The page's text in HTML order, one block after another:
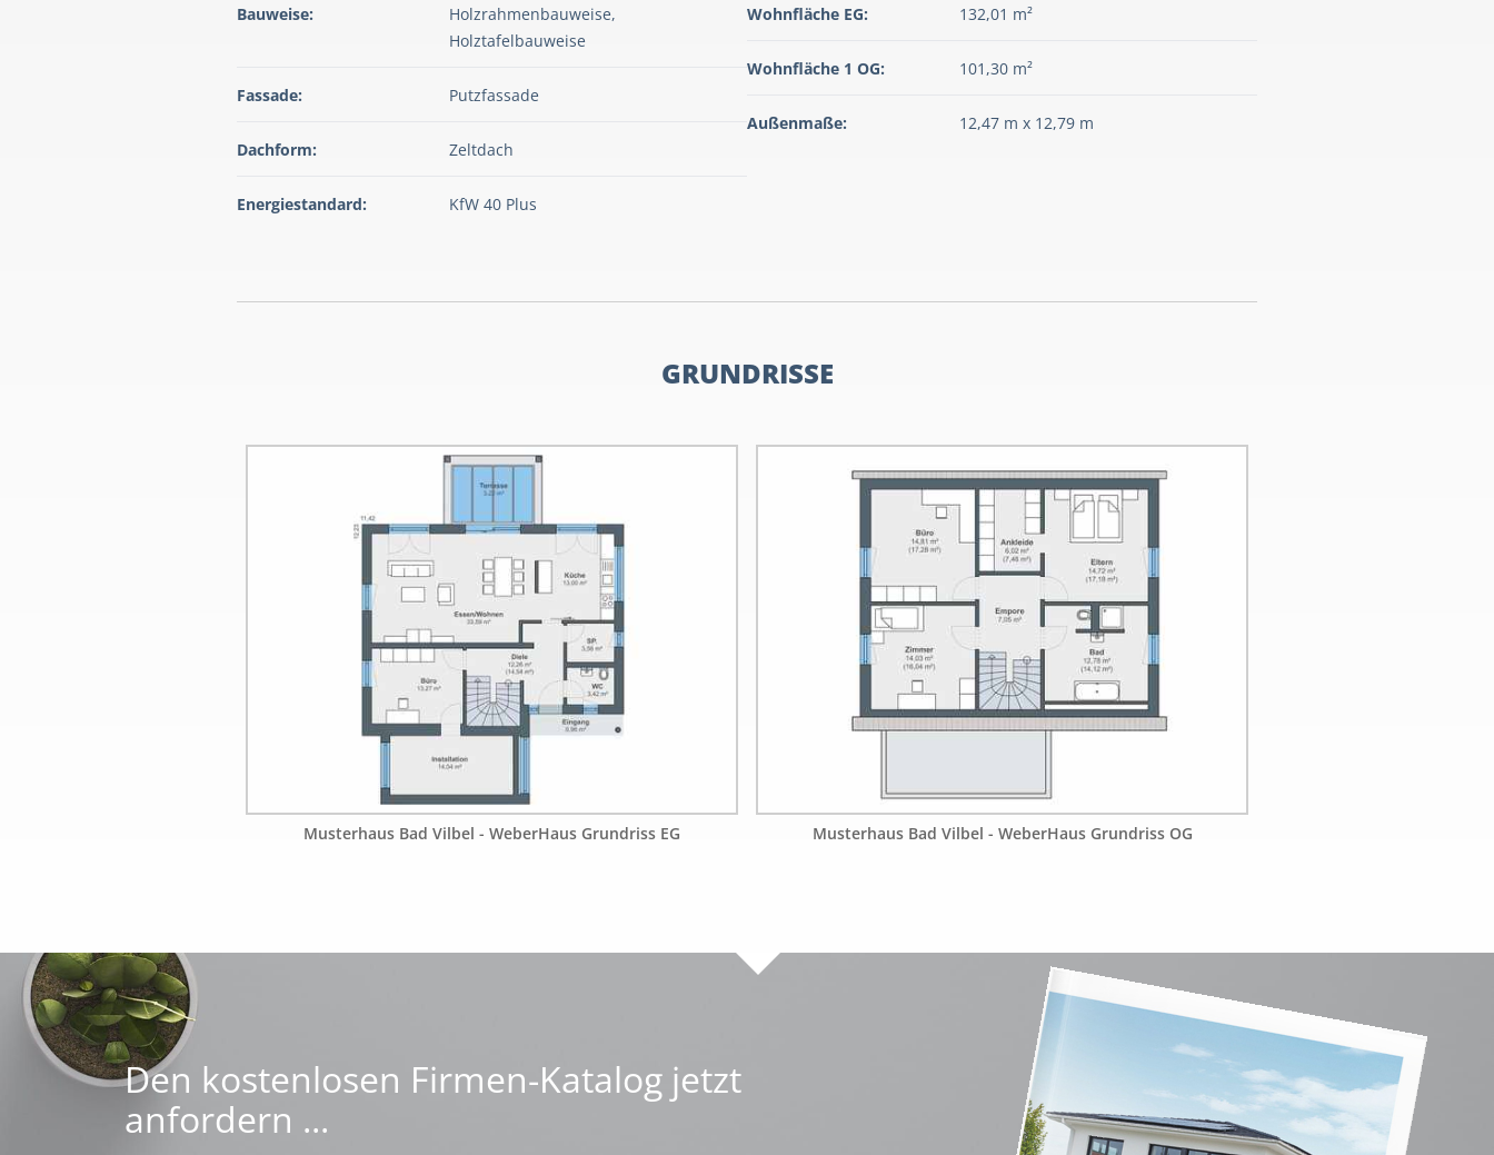
Bauweise:
Holzrahmenbauweise,
Holztafelbauweise
Fassade: Putzfassade
Dachform: Zeltdach
Energiestandard: KfW 40 Plus
Wohnfläche EG: 132,01 m²
Wohnfläche 1 OG: 101,30 m²
Außenmaße: 12,47 m x 12,79 m
GRUNDRISSE
Musterhaus Bad Vilbel - WeberHaus Grundriss EG Musterhaus Bad Vilbel - WeberHaus Grundriss OG
Den kostenlosen Firmen-Katalog jetzt
anfordern ...